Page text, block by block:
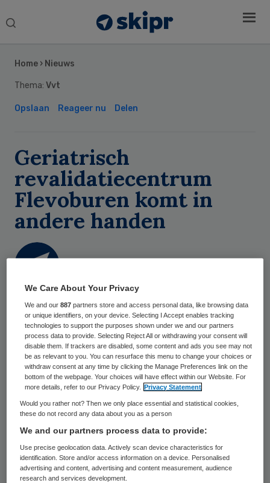
Search
Home › Nieuws
Thema: Vvt
Opslaan Reageer nu Delen
Geriatrisch
revalidatiecentrum
Flevoburen komt in
andere handen
629 keer gelezen
Flevoburen, het geriatrisch
revalidatiecentrum van Zorggroep Almere
gevestigd in het Flevoziekenhuis, is vanaf 1
De twee organisaties werken al meer dan
acht jaar goed samen op het gebied van
geriatrische revalidatiezorg (GRZ). Vivium
Sidebar
We Care About Your Privacy
We and our887 partners store and access personal data, like browsing data
or unique identifiers, on your device. Selecting I Accept enables tracking
technologies to support the purposes shown under we and our partners
process data to provide. Selecting Reject All or withdrawing your consent will
disable them. If trackers are disabled, some content and ads you see may not
be as relevant to you. You can resurface this menu to change your choices or
withdraw consent at any time by clicking the Manage Preferences link on the
bottom of the webpage. Your choices will have effect within our Website. For
more details, refer to our Privacy Policy.
Privacy Statement
Would you rather not? Then we only place essential and statistical cookies,
these do not record any data about you as a person
We and our partners process data to provide:
Use precise geolocation data. Actively scan device characteristics for
identification. Store and/or access information on a device. Personalised
advertising and content, advertising and content measurement, audience
research and services development.